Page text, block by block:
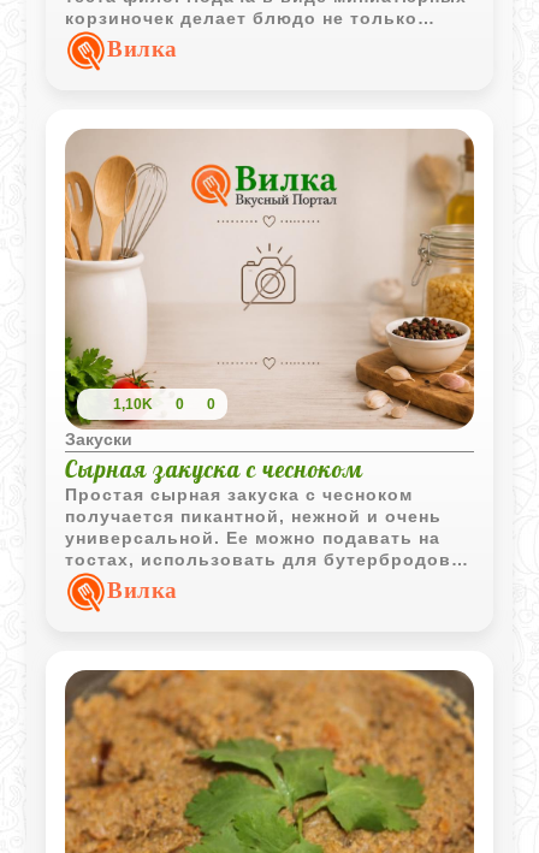
корзиночек делает блюдо не только
аппетитным, но и нарядным. Такие
жюльены отлично смотрятся на
красиво и просто в приготовлении.
Вилка
1,10K 0 0
Закуски
Сырная закуска с чесноком
Простая сырная закуска с чесноком
получается пикантной, нежной и очень
универсальной. Ее можно подавать на
тостах, использовать для бутербродов
или как дополнение к праздничному
столу.Вилка